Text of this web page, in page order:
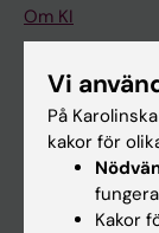
Om KI
På gång
Nyheter
Kalender
Vi
På
kakor för
Kakor